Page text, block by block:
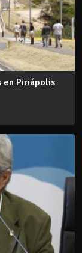
en Piriápolis